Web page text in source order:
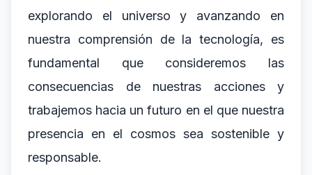
explorando el universo y avanzando en
nuestra comprensión de la tecnología, es
fundamental que consideremos las
consecuencias de nuestras acciones y
trabajemos hacia un futuro en el que nuestra
presencia en el cosmos sea sostenible y
responsable.